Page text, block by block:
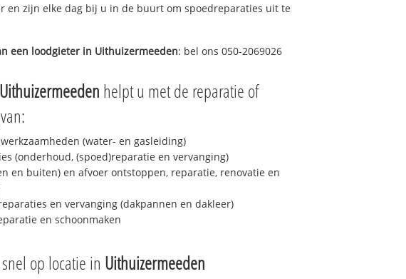
en zijn elke dag bij u in de buurt om spoedreparaties uit te
een loodgieter in Uithuizermeeden: bel ons 050-2069026
Uithuizermeeden helpt u met de reparatie of
(water- en gasleiding)
(onderhoud, (spoed)reparatie en vervanging)
en buiten) en afvoer ontstoppen, reparatie, renovatie en
en vervanging (dakpannen en dakleer)
en schoonmaken
op locatie in Uithuizermeeden